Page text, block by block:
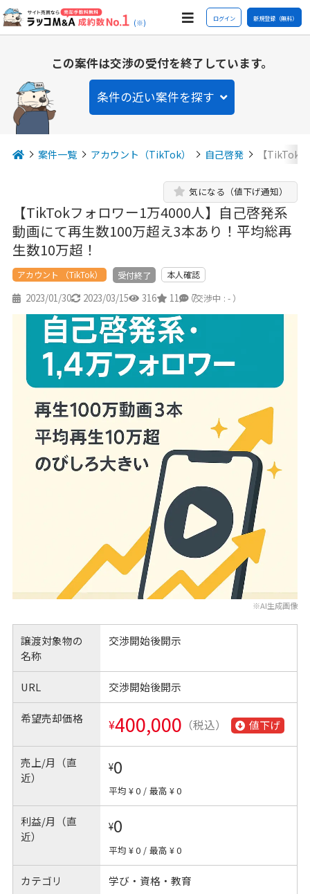
(※) ログイン 新規登録（無料）
この案件は交渉の受付を終了しています。
条件の近い案件を探す
案件一覧 アカウント（TikTok） 自己啓発 【TikTok
【TikTokフォロワー1万4000人】自己啓発系
動画にて再生数100万超え3本あり！平均総再
生数10万超！
気になる（値下げ通知）
アカウント （TikTok） 受付終了 本人確認
2023/01/30 2023/03/15 316 11 7
（交渉中 : - ）
※AI生成画像
譲渡対象物の
名称
交渉開始後開示
URL 交渉開始後開示
希望売却価格 ¥400,000 （税込） 値下げ
売上/月（直
近）
¥0
平均 ¥ 0 / 最高 ¥ 0
利益/月（直
近）
¥0
平均 ¥ 0 / 最高 ¥ 0
カテゴリ 学び・資格・教育